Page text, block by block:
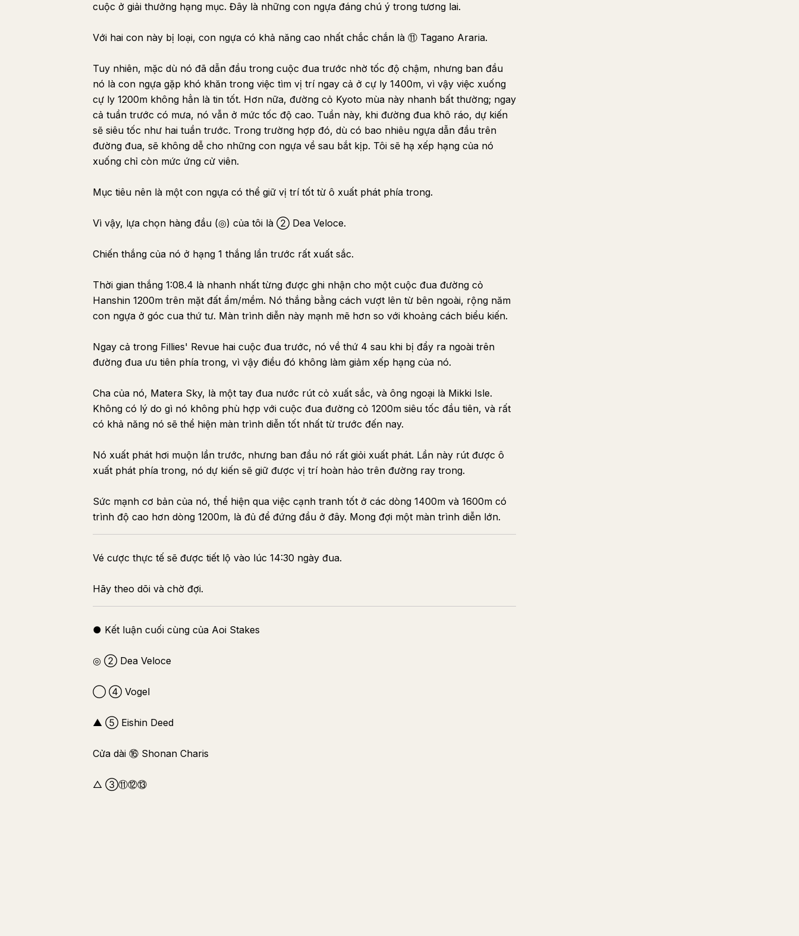
cuộc ở giải thưởng hạng mục. Đây là những con ngựa đáng chú ý trong tương lai.
Với hai con này bị loại, con ngựa có khả năng cao nhất chắc chắn là ⑪ Tagano Araria.
Tuy nhiên, mặc dù nó đã dẫn đầu trong cuộc đua trước nhờ tốc độ chậm, nhưng ban đầu
nó là con ngựa gặp khó khăn trong việc tìm vị trí ngay cả ở cự ly 1400m, vì vậy việc xuống
cự ly 1200m không hẳn là tin tốt. Hơn nữa, đường cỏ Kyoto mùa này nhanh bất thường; ngay
cả tuần trước có mưa, nó vẫn ở mức tốc độ cao. Tuần này, khi đường đua khô ráo, dự kiến
sẽ siêu tốc như hai tuần trước. Trong trường hợp đó, dù có bao nhiêu ngựa dẫn đầu trên
đường đua, sẽ không dễ cho những con ngựa về sau bắt kịp. Tôi sẽ hạ xếp hạng của nó
xuống chỉ còn mức ứng cử viên.
Mục tiêu nên là một con ngựa có thể giữ vị trí tốt từ ô xuất phát phía trong.
Vì vậy, lựa chọn hàng đầu (◎) của tôi là ② Dea Veloce.
Chiến thắng của nó ở hạng 1 thắng lần trước rất xuất sắc.
Thời gian thắng 1:08.4 là nhanh nhất từng được ghi nhận cho một cuộc đua đường cỏ
Hanshin 1200m trên mặt đất ẩm/mềm. Nó thắng bằng cách vượt lên từ bên ngoài, rộng năm
con ngựa ở góc cua thứ tư. Màn trình diễn này mạnh mẽ hơn so với khoảng cách biểu kiến.
Ngay cả trong Fillies' Revue hai cuộc đua trước, nó về thứ 4 sau khi bị đẩy ra ngoài trên
đường đua ưu tiên phía trong, vì vậy điều đó không làm giảm xếp hạng của nó.
Cha của nó, Matera Sky, là một tay đua nước rút cỏ xuất sắc, và ông ngoại là Mikki Isle.
Không có lý do gì nó không phù hợp với cuộc đua đường cỏ 1200m siêu tốc đầu tiên, và rất
có khả năng nó sẽ thể hiện màn trình diễn tốt nhất từ trước đến nay.
Nó xuất phát hơi muộn lần trước, nhưng ban đầu nó rất giỏi xuất phát. Lần này rút được ô
xuất phát phía trong, nó dự kiến sẽ giữ được vị trí hoàn hảo trên đường ray trong.
Sức mạnh cơ bản của nó, thể hiện qua việc cạnh tranh tốt ở các dòng 1400m và 1600m có
trình độ cao hơn dòng 1200m, là đủ để đứng đầu ở đây. Mong đợi một màn trình diễn lớn.
Vé cược thực tế sẽ được tiết lộ vào lúc 14:30 ngày đua.
Hãy theo dõi và chờ đợi.
● Kết luận cuối cùng của Aoi Stakes
◎ ② Dea Veloce
◯ ④ Vogel
▲ ⑤ Eishin Deed
Cửa dài ⑯ Shonan Charis
△ ③⑪⑫⑬